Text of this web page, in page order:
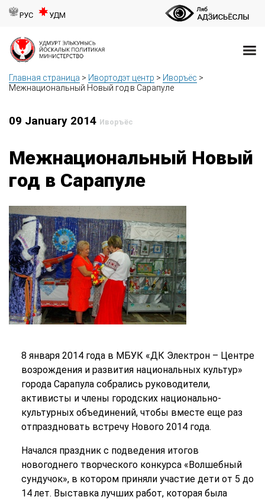
РУС УДМ
Главная страница > Ивортодэт центр > Иворъёс >
Межнациональный Новый год в Сарапуле
09 January 2014 Иворъёс
Межнациональный Новый
год в Сарапуле
8 января 2014 года в МБУК «ДК Электрон – Центре
возрождения и развития национальных культур»
города Сарапула собрались руководители,
активисты и члены городских национально-
культурных объединений, чтобы вместе еще раз
отпраздновать встречу Нового 2014 года.
Начался праздник с подведения итогов
новогоднего творческого конкурса «Волшебный
сундучок», в котором приняли участие дети от 5 до
14 лет. Выставка лучших работ, которая была